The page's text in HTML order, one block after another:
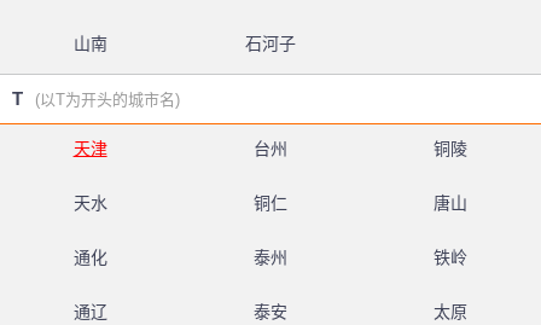
山南 石河子
T (以T为开头的城市名)
天津 台州 铜陵
天水 铜仁 唐山
通化 泰州 铁岭
通辽 泰安 太原